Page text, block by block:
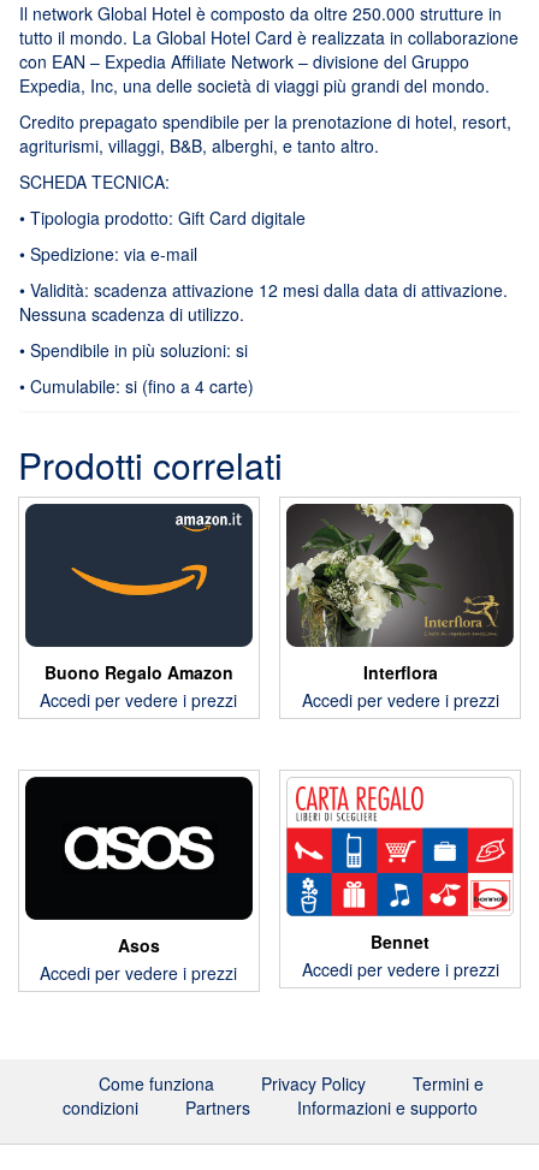
Il network Global Hotel è composto da oltre 250.000 strutture in
tutto il mondo. La Global Hotel Card è realizzata in collaborazione
con EAN – Expedia Affiliate Network – divisione del Gruppo
Expedia, Inc, una delle società di viaggi più grandi del mondo.
Credito prepagato spendibile per la prenotazione di hotel, resort,
agriturismi, villaggi, B&B, alberghi, e tanto altro.
SCHEDA TECNICA:
• Tipologia prodotto: Gift Card digitale
• Spedizione: via e-mail
• Validità: scadenza attivazione 12 mesi dalla data di attivazione.
Nessuna scadenza di utilizzo.
• Spendibile in più soluzioni: si
• Cumulabile: si (fino a 4 carte)
Prodotti correlati
Buono Regalo Amazon
Accedi per vedere i prezzi
Interflora
Accedi per vedere i prezzi
Asos
Accedi per vedere i prezzi
Bennet
Accedi per vedere i prezzi
Come funziona Privacy Policy
Termini e
condizioni
Partners Informazioni e supporto